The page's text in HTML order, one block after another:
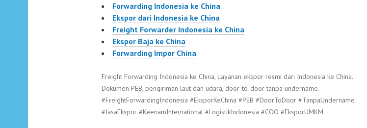
Forwarding Indonesia ke China
Ekspor dari Indonesia ke China
Freight Forwarder Indonesia ke China
Ekspor Baja ke China
Forwarding Impor China
Freight Forwarding Indonesia ke China, Layanan ekspor resmi dari Indonesia ke China.
Dokumen PEB, pengiriman laut dan udara, door-to-door tanpa undername.
#FreightForwardingIndonesia #EksporKeChina #PEB #DoorToDoor #TanpaUndername
#JasaEkspor #KeenamInternational #LogistikIndonesia #COO #EksporUMKM